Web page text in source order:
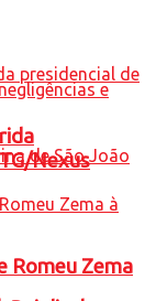
Nexus
Romeu Zema